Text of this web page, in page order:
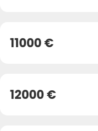
11000 €
12000 €